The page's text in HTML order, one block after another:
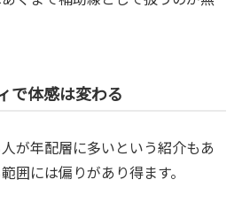
で体感は変わる
が年配層に多いという紹介もあ
囲には偏りがあり得ます。